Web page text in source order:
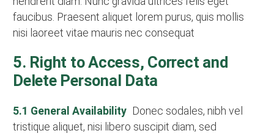
faucibus. Praesent aliquet lorem purus, quis mollis
nisi laoreet vitae mauris nec consequat
5. Right to Access, Correct and
Delete Personal Data
5.1 General Availability Donec sodales, nibh vel
tristique aliquet, nisi libero suscipit diam, sed